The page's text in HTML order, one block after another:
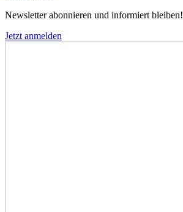
Newsletter abonnieren und informiert bleiben!
Jetzt anmelden